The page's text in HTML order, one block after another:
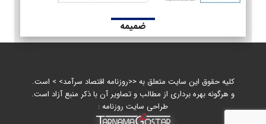
ضمیمه
کلیه حقوق این سایت متعلق به <<روزنامه اقتصاد سرآمد> > است.
و هرگونه بهره برداری از مطالب و تصاویر آن با ذکر منبع آزاد است.
طراحی سایت روزنامه :